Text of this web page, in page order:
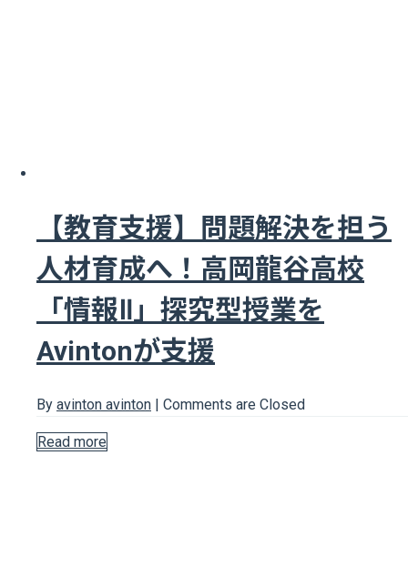
【教育支援】問題解決を担う
人材育成へ！高岡龍谷高校
「情報Ⅱ」探究型授業を
Avintonが支援
By avinton avinton | Comments are Closed
Read more